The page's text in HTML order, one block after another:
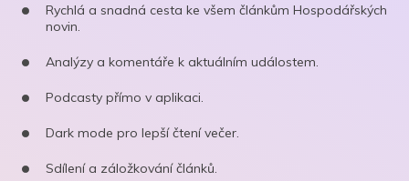
Rychlá a snadná cesta ke všem článkům Hospodářských
novin.
Analýzy a komentáře k aktuálním událostem.
Podcasty přímo v aplikaci.
Dark mode pro lepší čtení večer.
Sdílení a záložkování článků.